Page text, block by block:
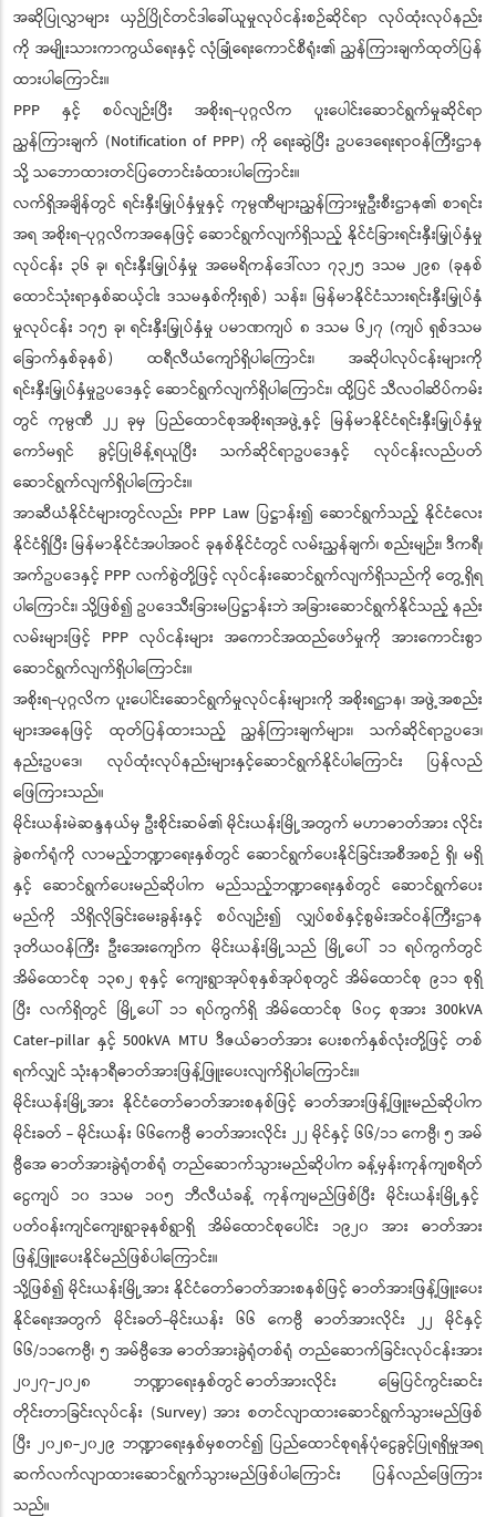
အဆိုပြုလွှာများ ယှဉ်ပြိုင်တင်ဒါခေါ်ယူမှုလုပ်ငန်းစဉ်ဆိုင်ရာ လုပ်ထုံးလုပ်နည်း
ကို အမျိုးသားကာကွယ်ရေးနှင့် လုံခြုံရေးကောင်စီရုံး၏ ညွှန်ကြားချက်ထုတ်ပြန်
ထားပါကြောင်း။
PPP နှင့် စပ်လျဉ်းပြီး အစိုးရ-ပုဂ္ဂလိက ပူးပေါင်းဆောင်ရွက်မှုဆိုင်ရာ
ညွှန်ကြားချက် (Notification of PPP) ကို ရေးဆွဲပြီး ဥပဒေရေးရာဝန်ကြီးဌာန
သို့ သဘောထားတင်ပြတောင်းခံထားပါကြောင်း။
လက်ရှိအချိန်တွင် ရင်းနှီးမြှုပ်နှံမှုနှင့် ကုမ္ပဏီများညွှန်ကြားမှုဦးစီးဌာန၏ စာရင်း
အရ အစိုးရ-ပုဂ္ဂလိကအနေဖြင့် ဆောင်ရွက်လျက်ရှိသည့် နိုင်ငံခြားရင်းနှီးမြှုပ်နှံမှု
လုပ်ငန်း ၃၆ ခု၊ ရင်းနှီးမြှုပ်နှံမှု အမေရိကန်ဒေါ်လာ ၇၃၂၅ ဒသမ ၂၉၈ (ခုနစ်
ထောင်သုံးရာနှစ်ဆယ့်ငါး ဒသမနှစ်ကိုးရှစ်) သန်း၊ မြန်မာနိုင်ငံသားရင်းနှီးမြှုပ်နှံ
မှုလုပ်ငန်း ၁၇၅ ခု၊ ရင်းနှီးမြှုပ်နှံမှု ပမာဏကျပ် ၈ ဒသမ ၆၂၇ (ကျပ် ရှစ်ဒသမ
ခြောက်နှစ်ခုနစ်) ထရီလီယံကျော်ရှိပါကြောင်း၊ အဆိုပါလုပ်ငန်းများကို
ရင်းနှီးမြှုပ်နှံမှုဥပဒေနှင့် ဆောင်ရွက်လျက်ရှိပါကြောင်း၊ ထို့ပြင် သီလဝါဆိပ်ကမ်း
တွင် ကုမ္ပဏီ ၂၂ ခုမှ ပြည်ထောင်စုအစိုးရအဖွဲ့နှင့် မြန်မာနိုင်ငံရင်းနှီးမြှုပ်နှံမှု
ကော်မရှင် ခွင့်ပြုမိန့်ရယူပြီး သက်ဆိုင်ရာဥပဒေနှင့် လုပ်ငန်းလည်ပတ်
ဆောင်ရွက်လျက်ရှိပါကြောင်း။
အာဆီယံနိုင်ငံများတွင်လည်း PPP Law ပြဋ္ဌာန်း၍ ဆောင်ရွက်သည့် နိုင်ငံလေး
နိုင်ငံရှိပြီး မြန်မာနိုင်ငံအပါအဝင် ခုနစ်နိုင်ငံတွင် လမ်းညွှန်ချက်၊ စည်းမျဉ်း၊ ဒီကရီ၊
အက်ဥပဒေနှင့် PPP လက်စွဲတို့ဖြင့် လုပ်ငန်းဆောင်ရွက်လျက်ရှိသည်ကို တွေ့ရှိရ
ပါကြောင်း၊ သို့ဖြစ်၍ ဥပဒေသီးခြားမပြဋ္ဌာန်းဘဲ အခြားဆောင်ရွက်နိုင်သည့် နည်း
လမ်းများဖြင့် PPP လုပ်ငန်းများ အကောင်အထည်ဖော်မှုကို အားကောင်းစွာ
ဆောင်ရွက်လျက်ရှိပါကြောင်း။
အစိုးရ-ပုဂ္ဂလိက ပူးပေါင်းဆောင်ရွက်မှုလုပ်ငန်းများကို အစိုးရဌာန၊ အဖွဲ့အစည်း
များအနေဖြင့် ထုတ်ပြန်ထားသည့် ညွှန်ကြားချက်များ၊ သက်ဆိုင်ရာဥပဒေ၊
နည်းဥပဒေ၊ လုပ်ထုံးလုပ်နည်းများနှင့်ဆောင်ရွက်နိုင်ပါကြောင်း ပြန်လည်
ဖြေကြားသည်။
မိုင်းယန်းမဲဆန္ဒနယ်မှ ဦးစိုင်းဆမ်၏ မိုင်းယန်းမြို့အတွက် မဟာဓာတ်အား လိုင်း
ခွဲစက်ရုံကို လာမည့်ဘဏ္ဍာရေးနှစ်တွင် ဆောင်ရွက်ပေးနိုင်ခြင်းအစီအစဉ် ရှိ၊ မရှိ
နှင့် ဆောင်ရွက်ပေးမည်ဆိုပါက မည်သည့်ဘဏ္ဍာရေးနှစ်တွင် ဆောင်ရွက်ပေး
မည်ကို သိရှိလိုခြင်းမေးခွန်းနှင့် စပ်လျဉ်း၍ လျှပ်စစ်နှင့်စွမ်းအင်ဝန်ကြီးဌာန
ဒုတိယဝန်ကြီး ဦးအေးကျော်က မိုင်းယန်းမြို့သည် မြို့ပေါ် ၁၁ ရပ်ကွက်တွင်
အိမ်ထောင်စု ၁၃၈၂ စုနှင့် ကျေးရွာအုပ်စုနှစ်အုပ်စုတွင် အိမ်ထောင်စု ၉၁၁ စုရှိ
ပြီး လက်ရှိတွင် မြို့ပေါ် ၁၁ ရပ်ကွက်ရှိ အိမ်ထောင်စု ၆၀၄ စုအား 300kVA
Cater-pillar နှင့် 500kVA MTU ဒီဇယ်ဓာတ်အား ပေးစက်နှစ်လုံးတို့ဖြင့် တစ်
ရက်လျှင် သုံးနာရီဓာတ်အားဖြန့်ဖြူးပေးလျက်ရှိပါကြောင်း။
မိုင်းယန်းမြို့အား နိုင်ငံတော်ဓာတ်အားစနစ်ဖြင့် ဓာတ်အားဖြန့်ဖြူးမည်ဆိုပါက
မိုင်းခတ် - မိုင်းယန်း ၆၆ကေဗွီ ဓာတ်အားလိုင်း ၂၂ မိုင်နှင့် ၆၆/၁၁ ကေဗွီ၊ ၅ အမ်
ဗွီအေ ဓာတ်အားခွဲရုံတစ်ရုံ တည်ဆောက်သွားမည်ဆိုပါက ခန့်မှန်းကုန်ကျစရိတ်
ငွေကျပ် ၁၀ ဒသမ ၁၀၅ ဘီလီယံခန့် ကုန်ကျမည်ဖြစ်ပြီး မိုင်းယန်းမြို့နှင့်
ပတ်ဝန်းကျင်ကျေးရွာခုနစ်ရွာရှိ အိမ်ထောင်စုပေါင်း ၁၉၂၀ အား ဓာတ်အား
ဖြန့်ဖြူးပေးနိုင်မည်ဖြစ်ပါကြောင်း။
သို့ဖြစ်၍ မိုင်းယန်းမြို့အား နိုင်ငံတော်ဓာတ်အားစနစ်ဖြင့် ဓာတ်အားဖြန့်ဖြူးပေး
နိုင်ရေးအတွက် မိုင်းခတ်-မိုင်းယန်း ၆၆ ကေဗွီ ဓာတ်အားလိုင်း ၂၂ မိုင်နှင့်
၆၆/၁၁ကေဗွီ၊ ၅ အမ်ဗွီအေ ဓာတ်အားခွဲရုံတစ်ရုံ တည်ဆောက်ခြင်းလုပ်ငန်းအား
၂၀၂၇-၂၀၂၈ ဘဏ္ဍာရေးနှစ်တွင် ဓာတ်အားလိုင်း မြေပြင်ကွင်းဆင်း
တိုင်းတာခြင်းလုပ်ငန်း (Survey) အား စတင်လျာထားဆောင်ရွက်သွားမည်ဖြစ်
ပြီး ၂၀၂၈-၂၀၂၉ ဘဏ္ဍာရေးနှစ်မှစတင်၍ ပြည်ထောင်စုရန်ပုံငွေခွင့်ပြုရရှိမှုအရ
ဆက်လက်လျာထားဆောင်ရွက်သွားမည်ဖြစ်ပါကြောင်း ပြန်လည်ဖြေကြား
သည်။